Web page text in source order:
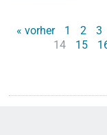
« vorher 1 2 3
14
15